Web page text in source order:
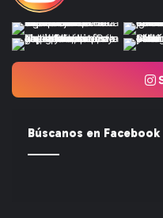
Búscanos en Facebook